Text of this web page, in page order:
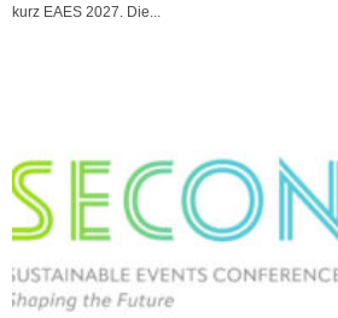
kurz EAES 2027. Die...